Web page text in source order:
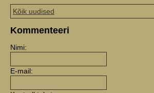
Kõik uudised
Kommenteeri
Nimi:
E-mail: